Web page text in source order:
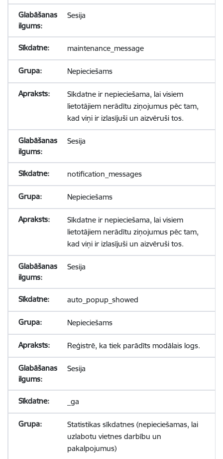
Sesija
maintenance_message
Nepieciešams
Sīkdatne ir nepieciešama, lai visiem
lietotājiem nerādītu ziņojumus pēc tam,
kad viņi ir izlasījuši un aizvēruši tos.
Sesija
notification_messages
Nepieciešams
Sīkdatne ir nepieciešama, lai visiem
lietotājiem nerādītu ziņojumus pēc tam,
kad viņi ir izlasījuši un aizvēruši tos.
Sesija
auto_popup_showed
Nepieciešams
Reģistrē, ka tiek parādīts modālais logs.
Sesija
_ga
Statistikas sīkdatnes (nepieciešamas, lai
uzlabotu vietnes darbību un
pakalpojumus)